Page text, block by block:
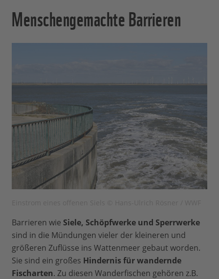
Menschengemachte Barrieren
Barrieren wie Siele, Schöpfwerke und Sperrwerke
sind in die Mündungen vieler der kleineren und
größeren Zuflüsse ins Wattenmeer gebaut worden.
Sie sind ein großes Hindernis für wandernde
Fischarten. Zu diesen Wanderfischen gehören z.B.